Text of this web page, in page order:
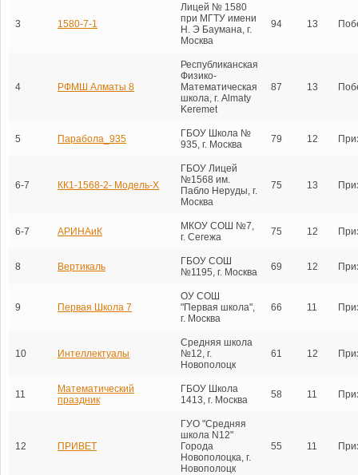
3 1580-7-1
Лицей № 1580
при МГТУ имени
Н. Э Баумана, г.
Москва
94 13
4 РФМШ Алматы 8
Республиканская
Физико-
Математическая
школа, г. Almaty
Keremet
87 13
5 Парабола_935
ГБОУ Школа №
935, г. Москва
79 12
6-7 КК1-1568-2- Модель-Х
ГБОУ Лицей
№1568 им.
Пабло Неруды, г.
Москва
75 13
6-7 АРИНАиК
МКОУ СОШ №7,
г. Сегежа
75 12
8 Вертикаль
ГБОУ СОШ
№1195, г. Москва
69 12
9 Первая Школа 7
ОУ СОШ
"Первая школа",
г. Москва
66 11
10 Интеллектуалы
Средняя школа
№12, г.
Новополоцк
61 12
11
Математический
праздник
ГБОУ Школа
1413, г. Москва
58 11
12 ПРИВЕТ
ГУО "Средняя
школа N12"
Города
Новополоцка, г.
Новополоцк
55 11